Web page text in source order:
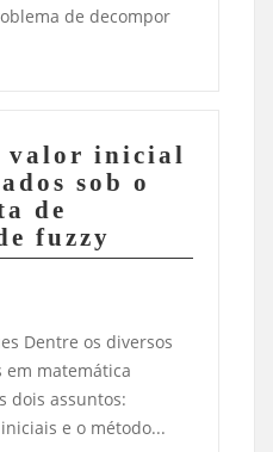
de decompor
valor inicial
sob o
de
fuzzy
Dentre os diversos
em matemática
dois assuntos:
e o método...